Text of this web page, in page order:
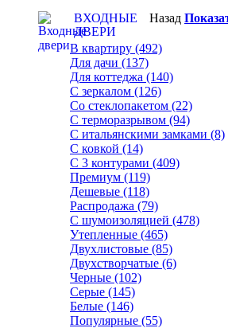
ВХОДНЫЕ
ДВЕРИ
Назад
В квартиру (492)
Для дачи (137)
Для коттеджа (140)
С зеркалом (126)
Со стеклопакетом (22)
С терморазрывом (94)
С итальянскими замками (8)
С ковкой (14)
С 3 контурами (409)
Премиум (119)
Дешевые (118)
Распродажа (79)
С шумоизоляцией (478)
Утепленные (465)
Двухлистовые (85)
Двухстворчатые (6)
Черные (102)
Серые (145)
Белые (146)
Популярные (55)